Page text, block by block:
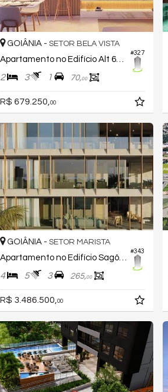
#327
GOIÂNIA - SETOR BELA VISTA
Apartamento no Edifício Alt 65 Home Design
2 3 1 70,00
R$ 679.250, 00
#343
GOIÂNIA - SETOR MARISTA
Apartamento no Edifício Sagô Marista
4 5 3 265,00
R$ 3.486.500, 00